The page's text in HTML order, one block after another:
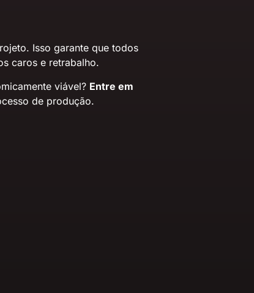
Isso garante que todos
caros e retrabalho.
viável? Entre em
de produção.